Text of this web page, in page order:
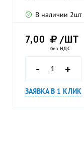
В наличии 2шт
7,00 /ШТ
без НДС
- +
ЗАЯВКА В 1 КЛИК